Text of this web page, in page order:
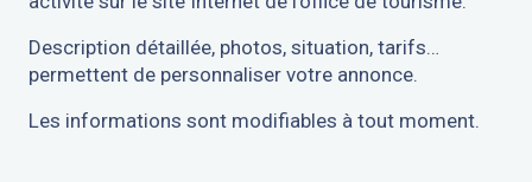
Description détaillée, photos, situation, tarifs…
permettent de personnaliser votre annonce.
Les informations sont modifiables à tout moment.